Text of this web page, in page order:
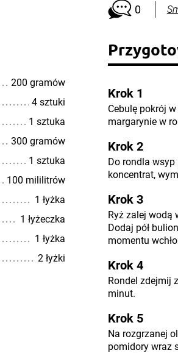
0
200 gramów
4 sztuki
1 sztuka
300 gramów
1 sztuka
100 mililitrów
1 łyżka
1 łyżeczka
1 łyżka
2 łyżki
Krok 1
Cebulę pokrój
margarynie w
Krok 2
Do rondla wsyp
koncentrat,
Krok 3
Ryż zalej wodą
Dodaj pół
momentu
Krok 4
Rondel zdejmij
minut.
Krok 5
Na rozgrzanej
pomidory wraz